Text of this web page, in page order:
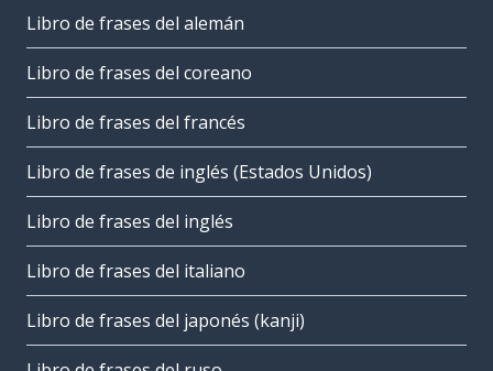
Libro de frases del alemán
Libro de frases del coreano
Libro de frases del francés
Libro de frases de inglés (Estados Unidos)
Libro de frases del inglés
Libro de frases del italiano
Libro de frases del japonés (kanji)